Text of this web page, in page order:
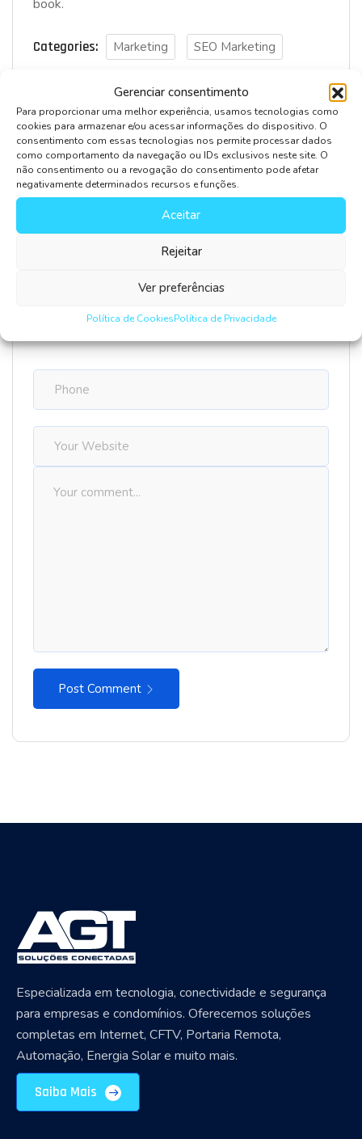
Gerenciar consentimento
Para proporcionar uma melhor experiência, usamos tecnologias como
cookies para armazenar e/ou acessar informações do dispositivo. O
consentimento com essas tecnologias nos permite processar dados
como comportamento da navegação ou IDs exclusivos neste site. O
não consentimento ou a revogação do consentimento pode afetar
negativamente determinados recursos e funções.
Aceitar
Rejeitar
Ver preferências
Política de CookiesPolítica de Privacidade
book.
Categories: Marketing SEO Marketing
Leave Comment
Salvar meus dados neste navegador para a próxima
Post Comment
Especializada em tecnologia, conectividade e segurança
para empresas e condomínios. Oferecemos soluções
completas em Internet, CFTV, Portaria Remota,
Automação, Energia Solar e muito mais.
Saiba Mais